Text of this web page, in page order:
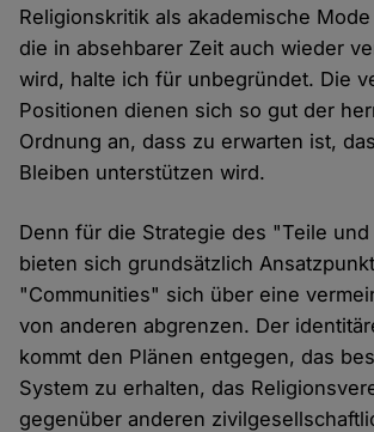
Religionskritik als akademische
die in absehbarer Zeit auch wieder
wird, halte ich für unbegründet. Die
Positionen dienen sich so gut der
Ordnung an, dass zu erwarten ist,
Bleiben unterstützen wird.
Denn für die Strategie des "Teile
bieten sich grundsätzlich
"Communities" sich über eine
von anderen abgrenzen. Der
kommt den Plänen entgegen, das
System zu erhalten, das
gegenüber anderen